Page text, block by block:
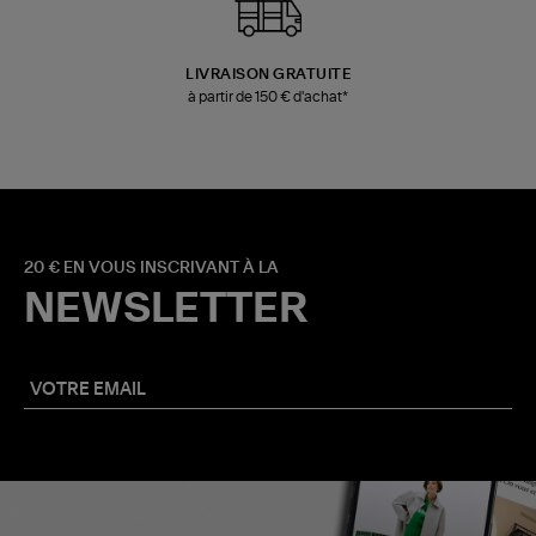
LIVRAISON GRATUITE
à partir de 150 € d'achat*
20 € EN VOUS INSCRIVANT À LA
NEWSLETTER